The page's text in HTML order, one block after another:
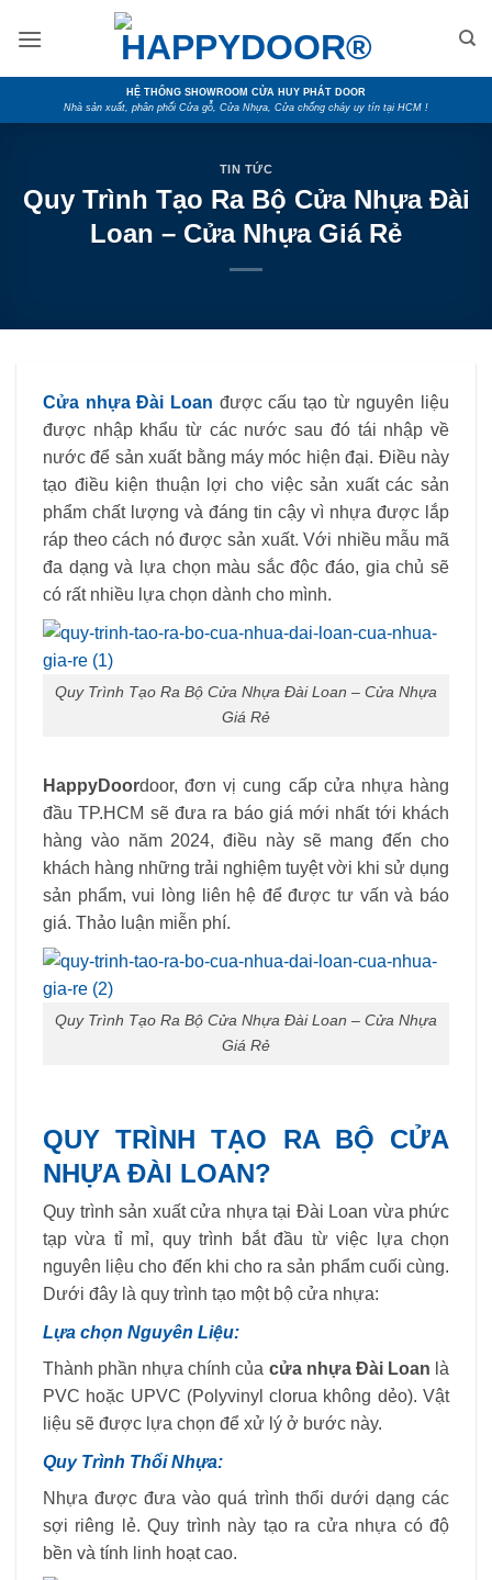
HỆ THỐNG SHOWROOM CỬA HUY PHÁT DOOR
Nhà sản xuất, phân phối Cửa gỗ, Cửa Nhựa, Cửa chống cháy uy tín tại HCM !
TIN TỨC
Quy Trình Tạo Ra Bộ Cửa Nhựa Đài
Loan – Cửa Nhựa Giá Rẻ
Cửa nhựa Đài Loan được cấu tạo từ nguyên liệu
được nhập khẩu từ các nước sau đó tái nhập về
nước để sản xuất bằng máy móc hiện đại. Điều này
tạo điều kiện thuận lợi cho việc sản xuất các sản
phẩm chất lượng và đáng tin cậy vì nhựa được lắp
ráp theo cách nó được sản xuất. Với nhiều mẫu mã
đa dạng và lựa chọn màu sắc độc đáo, gia chủ sẽ
có rất nhiều lựa chọn dành cho mình.
Quy Trình Tạo Ra Bộ Cửa Nhựa Đài Loan – Cửa Nhựa
Giá Rẻ
HappyDoordoor, đơn vị cung cấp cửa nhựa hàng
đầu TP.HCM sẽ đưa ra báo giá mới nhất tới khách
hàng vào năm 2024, điều này sẽ mang đến cho
khách hàng những trải nghiệm tuyệt vời khi sử dụng
sản phẩm, vui lòng liên hệ để được tư vấn và báo
giá. Thảo luận miễn phí.
Quy Trình Tạo Ra Bộ Cửa Nhựa Đài Loan – Cửa Nhựa
Giá Rẻ
QUY TRÌNH TẠO RA BỘ CỬA
NHỰA ĐÀI LOAN?
Quy trình sản xuất cửa nhựa tại Đài Loan vừa phức
tạp vừa tỉ mỉ, quy trình bắt đầu từ việc lựa chọn
nguyên liệu cho đến khi cho ra sản phẩm cuối cùng.
Dưới đây là quy trình tạo một bộ cửa nhựa:
Lựa chọn Nguyên Liệu:
Thành phần nhựa chính của cửa nhựa Đài Loan là
PVC hoặc UPVC (Polyvinyl clorua không dẻo). Vật
liệu sẽ được lựa chọn để xử lý ở bước này.
Quy Trình Thổi Nhựa:
Nhựa được đưa vào quá trình thổi dưới dạng các
sợi riêng lẻ. Quy trình này tạo ra cửa nhựa có độ
bền và tính linh hoạt cao.